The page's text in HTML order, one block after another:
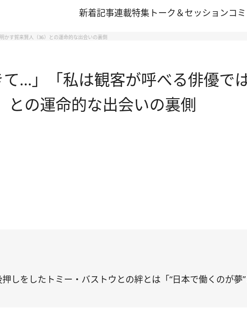
新着記事連載特集 トーク＆セッションコ
かす賀来賢人（36）との運命的な出会いの裏側
て…」「私は観客が呼べる俳優で
との運命的な出会いの裏側
しをしたトミー・バストウとの絆とは「“日本で働くのが夢”